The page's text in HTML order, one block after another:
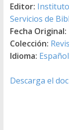
Editor:
Servicios de
Fecha Original:
Colección:
Idioma: Español
Descarga el